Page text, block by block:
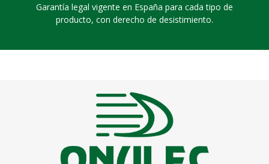
Garantía legal vigente en España para cada tipo de
producto, con derecho de desistimiento.